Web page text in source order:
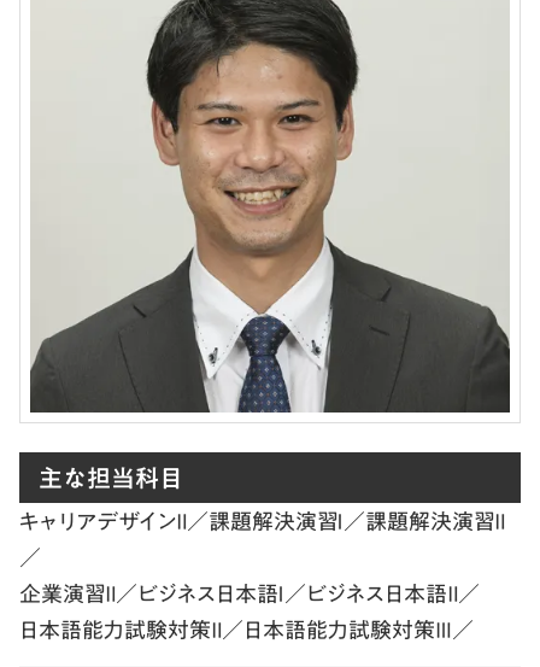
主な担当科目
キャリアデザインⅡ／課題解決演習Ⅰ／課題解決演習Ⅱ
／
企業演習Ⅱ／ビジネス日本語Ⅰ／ビジネス日本語Ⅱ／
日本語能力試験対策Ⅱ／日本語能力試験対策Ⅲ／